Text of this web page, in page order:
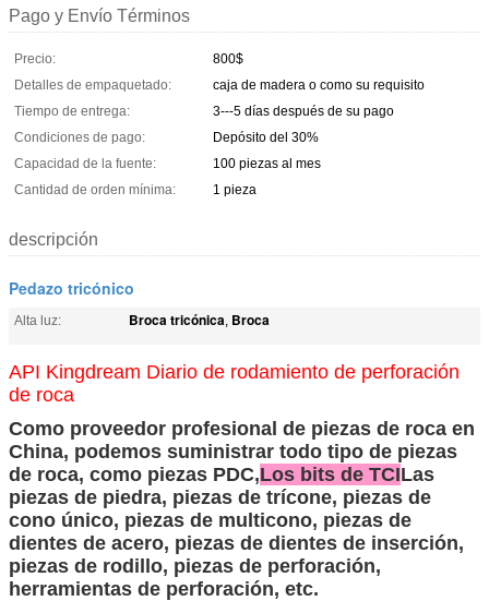
Pago y Envío Términos
Precio:
800$
Detalles de empaquetado:
caja de madera o como su requisito
Tiempo de entrega:
3---5 días después de su pago
Condiciones de pago:
Depósito del 30%
Capacidad de la fuente:
100 piezas al mes
Cantidad de orden mínima:
1 pieza
descripción
Pedazo tricónico
Alta luz: Broca tricónica, Broca
API Kingdream Diario de rodamiento de perforación
de roca
Como proveedor profesional de piezas de roca en
China, podemos suministrar todo tipo de piezas
de roca, como piezas PDC,Los bits de TCILas
piezas de piedra, piezas de trícone, piezas de
cono único, piezas de multicono, piezas de
dientes de acero, piezas de dientes de inserción,
piezas de rodillo, piezas de perforación,
herramientas de perforación, etc.